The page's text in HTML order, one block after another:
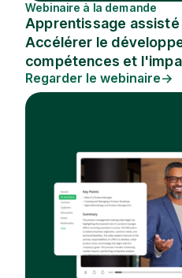
Webinaire à la demande
Apprentissage assisté
Accélérer le
compétences et
Regarder le webinaire